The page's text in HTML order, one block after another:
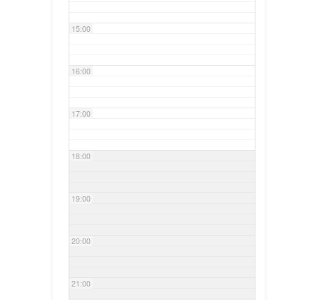
15:00
16:00
17:00
18:00
19:00
20:00
21:00